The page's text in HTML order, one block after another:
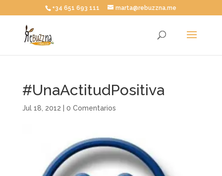
+34 651 693 111 marta@rebuzzna.me
#UnaActitudPositiva
Jul 18, 2012 0 Comentarios